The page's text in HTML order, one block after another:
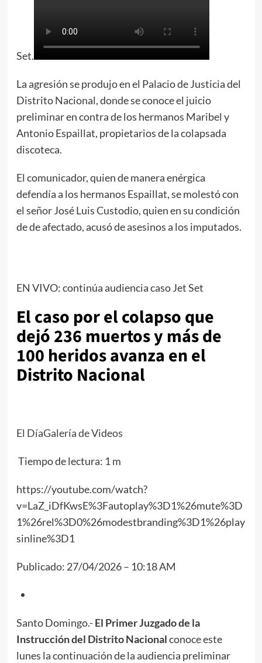
Set.
La agresión se produjo en el Palacio de Justicia del
Distrito Nacional, donde se conoce el juicio
preliminar en contra de los hermanos Maribel y
Antonio Espaillat, propietarios de la colapsada
discoteca.
El comunicador, quien de manera enérgica
defendía a los hermanos Espaillat, se molestó con
el señor José Luis Custodio, quien en su condición
de de afectado, acusó de asesinos a los imputados.
EN VIVO: continúa audiencia caso Jet Set
El caso por el colapso que
dejó 236 muertos y más de
100 heridos avanza en el
Distrito Nacional
El DíaGalería de Videos
Tiempo de lectura: 1 m
https://youtube.com/watch?
v=LaZ_iDfKwsE%3Fautoplay%3D1%26mute%3D
1%26rel%3D0%26modestbranding%3D1%26play
sinline%3D1
Publicado: 27/04/2026 – 10:18 AM
Santo Domingo.-El Primer Juzgado de la
Instrucción del Distrito Nacionalconoce este
lunes la continuación de la audiencia preliminar